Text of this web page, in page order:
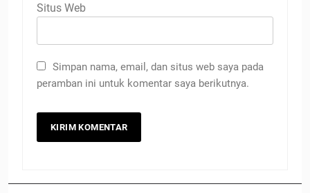
Situs Web
Simpan nama, email, dan situs web saya pada
peramban ini untuk komentar saya berikutnya.